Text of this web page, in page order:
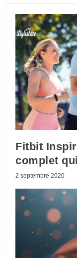
Fitbit
complet
2 septembre 2020